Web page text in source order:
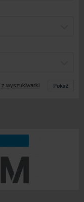
z wyszukiwarki Pokaż